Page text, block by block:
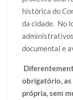
histórica do
da cidade. No
documental e
obrigatório,
própria, sem